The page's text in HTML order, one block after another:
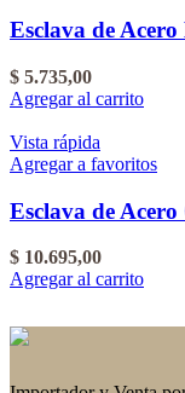
Esclava de
$ 5.735,00
Agregar al carrito
Vista rápida
Agregar a favoritos
Esclava de
$ 10.695,00
Agregar al carrito